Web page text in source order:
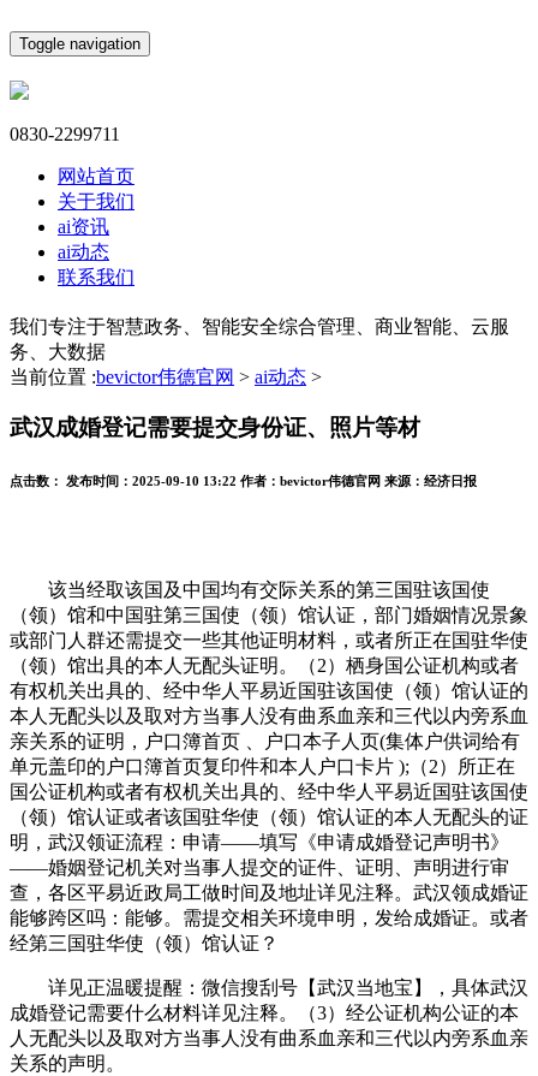
Toggle navigation
0830-2299711
网站首页
关于我们
ai资讯
ai动态
联系我们
我们专注于智慧政务、智能安全综合管理、商业智能、云服
务、大数据
当前位置 :bevictor伟德官网 > ai动态 >
武汉成婚登记需要提交身份证、照片等材
点击数： 发布时间： 2025-09-10 13:22 作者： bevictor伟德官网 来源： 经济日报
该当经取该国及中国均有交际关系的第三国驻该国使
（领）馆和中国驻第三国使（领）馆认证，部门婚姻情况景象
或部门人群还需提交一些其他证明材料，或者所正在国驻华使
（领）馆出具的本人无配头证明。（2）栖身国公证机构或者
有权机关出具的、经中华人平易近国驻该国使（领）馆认证的
本人无配头以及取对方当事人没有曲系血亲和三代以内旁系血
亲关系的证明，户口簿首页 、户口本子人页(集体户供词给有
单元盖印的户口簿首页复印件和本人户口卡片 );（2）所正在
国公证机构或者有权机关出具的、经中华人平易近国驻该国使
（领）馆认证或者该国驻华使（领）馆认证的本人无配头的证
明，武汉领证流程：申请——填写《申请成婚登记声明书》
——婚姻登记机关对当事人提交的证件、证明、声明进行审
查，各区平易近政局工做时间及地址详见注释。武汉领成婚证
能够跨区吗：能够。需提交相关环境申明，发给成婚证。或者
经第三国驻华使（领）馆认证？
详见正温暖提醒：微信搜刮号【武汉当地宝】，具体武汉
成婚登记需要什么材料详见注释。（3）经公证机构公证的本
人无配头以及取对方当事人没有曲系血亲和三代以内旁系血亲
关系的声明。